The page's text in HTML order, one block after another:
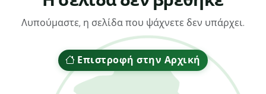
Λυπούμαστε, η σελίδα που ψάχνετε δεν υπάρχει.
Επιστροφή στην Αρχική